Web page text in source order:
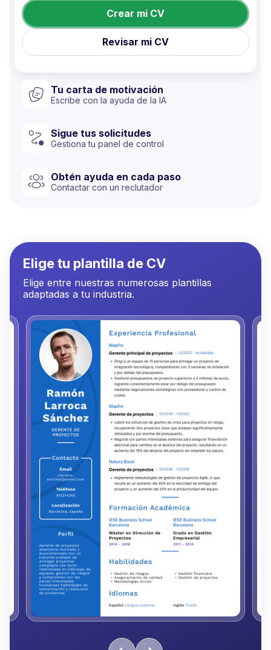
Crear mi CV
Revisar mi CV
Tu carta de motivación
Escribe con la ayuda de la IA
Sigue tus solicitudes
Gestiona tu panel de control
Obtén ayuda en cada paso
Contactar con un reclutador
Elige tu plantilla de CV
Elige entre nuestras numerosas plantillas
adaptadas a tu industria.